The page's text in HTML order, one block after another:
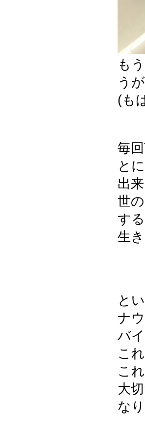
も
う
(も
毎
と
出
世
す
生
と
ナ
バ
こ
こ
大
な